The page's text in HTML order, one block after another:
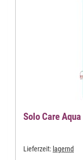
Solo Care
Lieferzeit: lagernd